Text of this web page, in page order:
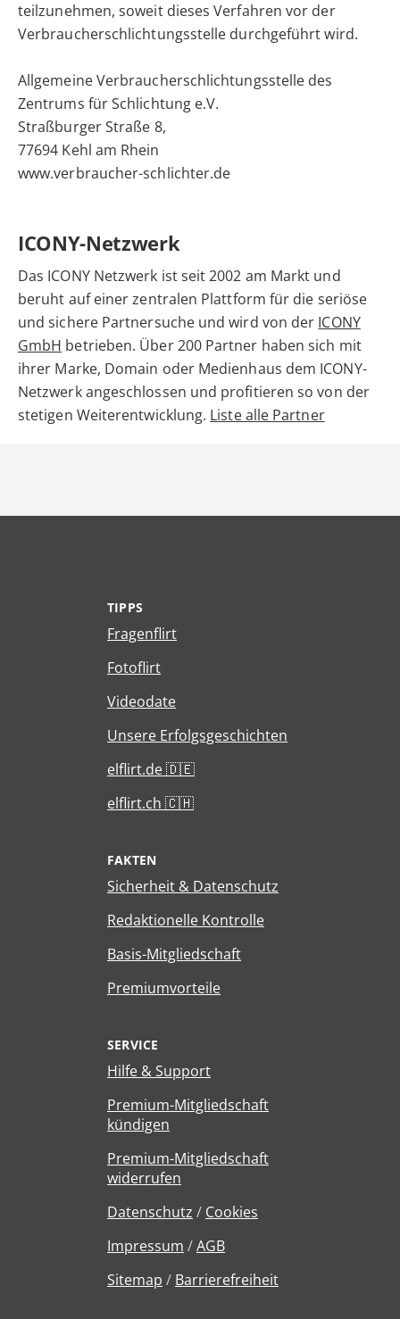
teilzunehmen, soweit dieses Verfahren vor der
Verbraucherschlichtungsstelle durchgeführt wird.
Allgemeine Verbraucherschlichtungsstelle des
Zentrums für Schlichtung e.V.
Straßburger Straße 8,
77694 Kehl am Rhein
www.verbraucher-schlichter.de
ICONY-Netzwerk
Das ICONY Netzwerk ist seit 2002 am Markt und
beruht auf einer zentralen Plattform für die seriöse
und sichere Partnersuche und wird von der ICONY
GmbH betrieben. Über 200 Partner haben sich mit
ihrer Marke, Domain oder Medienhaus dem ICONY-
Netzwerk angeschlossen und profitieren so von der
stetigen Weiterentwicklung. Liste alle Partner
TIPPS
Fragenflirt
Fotoflirt
Videodate
Unsere Erfolgsgeschichten
elflirt.de 🇩🇪
elflirt.ch 🇨🇭
FAKTEN
Sicherheit & Datenschutz
Redaktionelle Kontrolle
Basis-Mitgliedschaft
Premiumvorteile
SERVICE
Hilfe & Support
Premium-Mitgliedschaft
kündigen
Premium-Mitgliedschaft
widerrufen
Datenschutz / Cookies
Impressum /AGB
Sitemap / Barrierefreiheit